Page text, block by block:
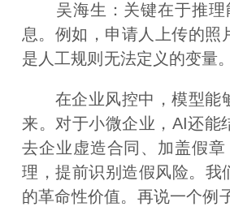
吴海生：关键在于推理
息。例如，申请人上传的
是人工规则无法定义的变量。
在企业风控中，模型能够
来。对于小微企业，AI还能
去企业虚造合同、加盖假
理，提前识别造假风险。我
的革命性价值。再说一个例